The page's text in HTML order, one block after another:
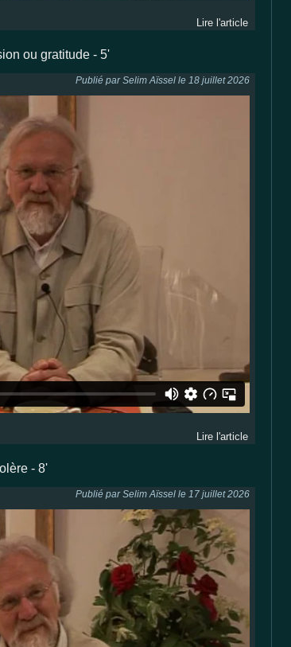
Lire l'article
ou gratitude - 5'
Publié par Selim Aïssel le 18 juillet 2026
Lire l'article
- 8'
Publié par Selim Aïssel le 17 juillet 2026